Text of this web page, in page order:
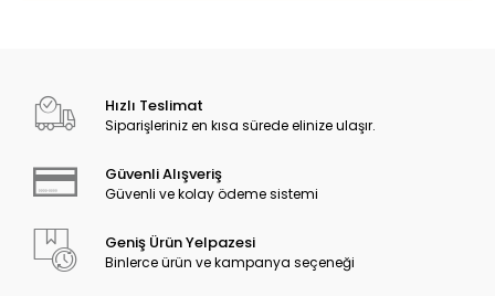
Hızlı Teslimat
Siparişleriniz en kısa sürede elinize ulaşır.
Güvenli Alışveriş
Güvenli ve kolay ödeme sistemi
Geniş Ürün Yelpazesi
Binlerce ürün ve kampanya seçeneği